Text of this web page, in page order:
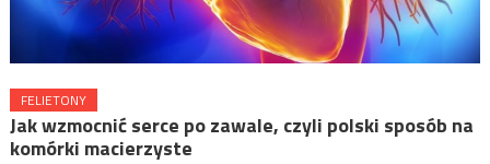
FELIETONY
Jak wzmocnić serce po zawale, czyli polski sposób na
komórki macierzyste